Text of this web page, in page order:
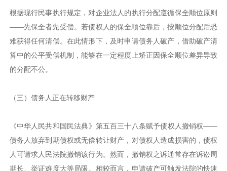
根据现行民事执行规定，对企业法人的执行分配遵循保全顺位原则
——先保全者先受偿。若债权人的保全顺位靠后，按顺位分配后恐
难获得任何清偿。在此情形下，及时申请债务人破产，借助破产清
算中的公平受偿机制，能够在一定程度上矫正因保全顺位差异导致
的分配不公。
（三）债务人正在转移财产
《中华人民共和国民法典》第五百三十八条赋予债权人撤销权——
债务人放弃到期债权或无偿转让财产，对债权人造成损害的，债权
人可请求人民法院撤销该行为。然而，撤销权之诉通常存在诉讼周
期长、举证难度大等局限。相较而言，申请破产可触发法院的快速